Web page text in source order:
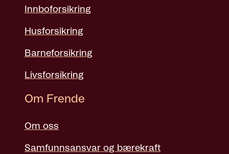
Innboforsikring
Husforsikring
Barneforsikring
Livsforsikring
Om Frende
Om oss
Samfunnsansvar og bærekraft